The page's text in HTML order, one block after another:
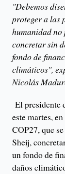
"Debemos
proteger a las
humanidad no
concretar sin
fondo de
climáticos",
Nicolás
El presidente
este martes,
COP27, que
Sheij,
un fondo de
daños